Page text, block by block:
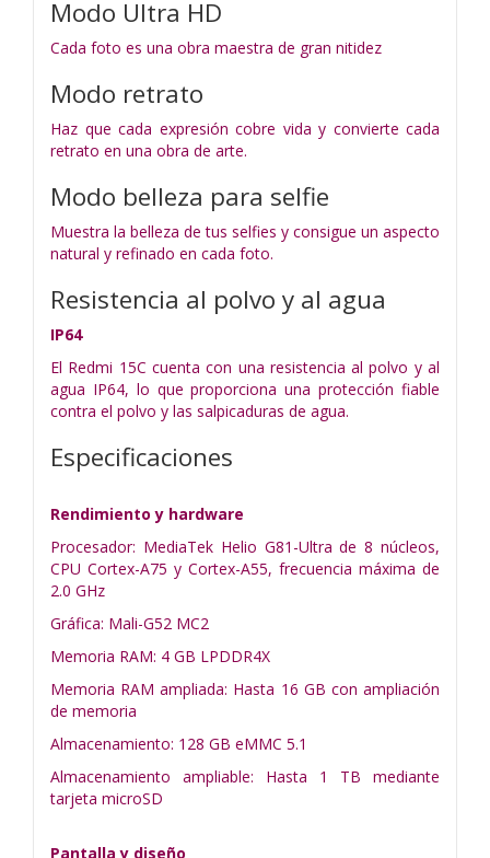
Modo Ultra HD
Cada foto es una obra maestra de gran nitidez
Modo retrato
Haz que cada expresión cobre vida y convierte cada
retrato en una obra de arte.
Modo belleza para selfie
Muestra la belleza de tus selfies y consigue un aspecto
natural y refinado en cada foto.
Resistencia al polvo y al agua
IP64
El Redmi 15C cuenta con una resistencia al polvo y al
agua IP64, lo que proporciona una protección fiable
contra el polvo y las salpicaduras de agua.
Especificaciones
Rendimiento y hardware
Procesador: MediaTek Helio G81-Ultra de 8 núcleos,
CPU Cortex-A75 y Cortex-A55, frecuencia máxima de
2.0 GHz
Gráfica: Mali-G52 MC2
Memoria RAM: 4 GB LPDDR4X
Memoria RAM ampliada: Hasta 16 GB con ampliación
de memoria
Almacenamiento: 128 GB eMMC 5.1
Almacenamiento ampliable: Hasta 1 TB mediante
tarjeta microSD
Pantalla y diseño